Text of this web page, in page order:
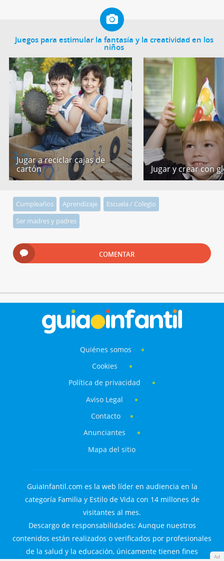
Juegos para estimular la fantasía y la creatividad en los
niños
Jugar a reciclar cajas de
cartón
Jugar y crear con
Cumpleaños Aprendizaje
Escuela / Colegio
Ser madres y padres
COMENTAR
Ad
Quiénes somos
Cookies
Política de privacidad
Aviso Legal
Contacto
Anunciantes
Mapa del sitio
GuiaInfantil.com es la web líder en audiencia en la
categoría Familia y Estilo de Vida con 14 millones de
visitantes al mes.
Descargo de responsabilidades: Aunque nuestros
contenidos están realizados o verificados por profesionales
de la salud y la educación, únicamente tienen fines